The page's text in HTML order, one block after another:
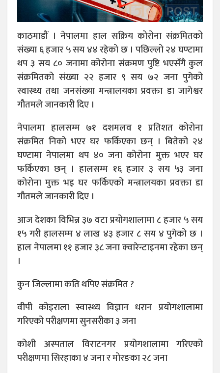
काठमाडौं । नेपालमा हाल सक्रिय कोरोना संक्रमितको
संख्या ६ हजार ५ सय ४४ रहेको छ । पछिल्लो २४ घण्टामा
थप ३ सय ८० जनामा कोरोना संक्रमण पुष्टि भएसँगै कुल
संक्रमितको संख्या २२ हजार ९ सय ७२ जना पुगेको
स्वास्थ्य तथा जनसंख्या मन्त्रालयका प्रवक्ता डा जागेश्वर
गौतमले जानकारी दिए ।
नेपालमा हालसम्म ७१ दशमलव १ प्रतिशत कोरोना
संक्रमित निको भएर घर फर्किएका छन् । बितेको २४
घण्टामा नेपालमा थप ४० जना कोरोना मुक्त भएर घर
फर्किएका छन् । हालसम्म १६ हजार ३ सय ५३ जना
कोरोना मुक्त भइ घर फर्किएको मन्त्रालयका प्रवक्ता डा
गौतमले जानकारी दिए ।
आज देशका विभिन्न ३७ वटा प्रयोगशालामा ८ हजार ५ सय
१५ गरी हालसम्म ४ लाख ४३ हजार ८ सय ४ पुगेको छ ।
हाल नेपालमा ११ हजार ३८ जना क्वारेन्टाइनमा रहेका छन्
।
कुन जिल्लामा कति थपिए संक्रमित ?
वीपी कोइराला स्वास्थ्य विज्ञान धरान प्रयोगशालामा
गरिएको परीक्षणमा सुनसरीका ३ जना
कोशी अस्पताल विराटनगर प्रयोगशालामा गरिएको
परीक्षणमा सिरहाका ४ जना र मोरङका २८ जना